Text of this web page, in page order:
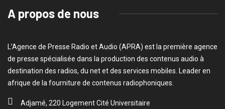
A propos de nous
L’Agence de Presse Radio et Audio (APRA) est la première agence
de presse spécialisée dans la production des contenus audio à
destination des radios, du net et des services mobiles. Leader en
afrique de la fourniture de contenus radiophoniques.
Adjamé, 220 Logement Cité Universitaire